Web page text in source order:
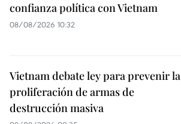
confianza política con Vietnam
08/08/2026 10:32
Vietnam debate ley para prevenir la
proliferación de armas de
destrucción masiva